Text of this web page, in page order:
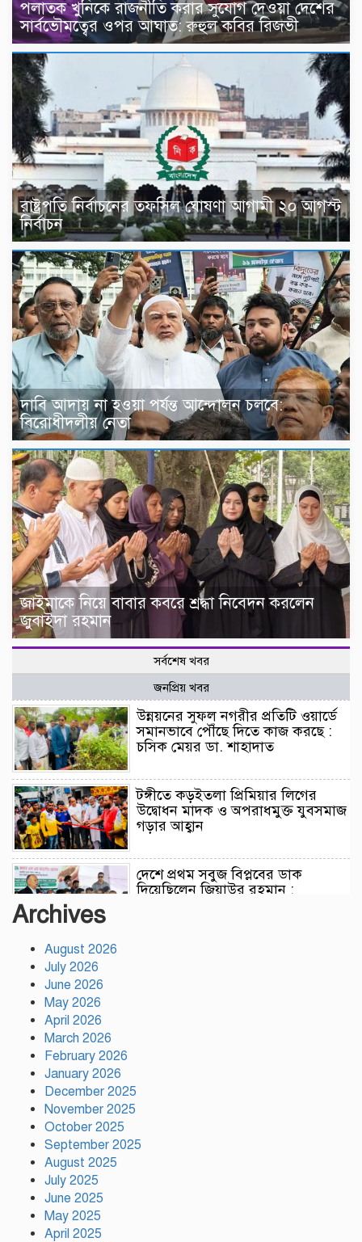
পলাতক খুনিকে রাজনীতি করার সুযোগ দেওয়া দেশের
সার্বভৌমত্বের ওপর আঘাত: রুহুল কবির রিজভী
রাষ্ট্রপতি নির্বাচনের তফসিল ঘোষণা আগামী ২০ আগস্ট
নির্বাচন
দাবি আদায় না হওয়া পর্যন্ত আন্দোলন চলবে:
বিরোধীদলীয় নেতা
জাইমাকে নিয়ে বাবার কবরে শ্রদ্ধা নিবেদন করলেন
জুবাইদা রহমান
সর্বশেষ খবর
জনপ্রিয় খবর
উন্নয়নের সুফল নগরীর প্রতিটি ওয়ার্ডে
সমানভাবে পৌঁছে দিতে কাজ করছে :
চসিক মেয়র ডা. শাহাদাত
টঙ্গীতে কড়ইতলা প্রিমিয়ার লিগের
উদ্বোধন মাদক ও অপরাধমুক্ত যুবসমাজ
গড়ার আহ্বান
দেশে প্রথম সবুজ বিপ্লবের ডাক
দিয়েছিলেন জিয়াউর রহমান :
Archives
August 2026
July 2026
June 2026
May 2026
April 2026
March 2026
February 2026
January 2026
December 2025
November 2025
October 2025
September 2025
August 2025
July 2025
June 2025
May 2025
April 2025